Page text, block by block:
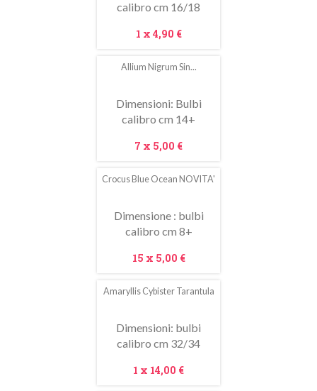
calibro cm 16/18
Prezzo
1 x 4,90 €
Allium Nigrum Sin...
Dimensioni: Bulbi
calibro cm 14+
Prezzo
7 x 5,00 €
Crocus Blue Ocean NOVITA'
Dimensione : bulbi
calibro cm 8+
Prezzo
15 x 5,00 €
Amaryllis Cybister Tarantula
Dimensioni: bulbi
calibro cm 32/34
Prezzo
1 x 14,00 €